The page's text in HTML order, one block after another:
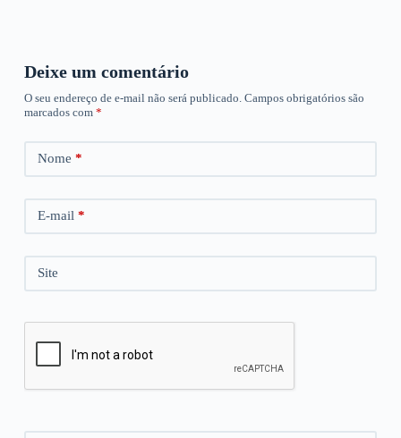
Deixe um comentário
O seu endereço de e-mail não será publicado. Campos obrigatórios são
marcados com *
Nome *
E-mail*
Site